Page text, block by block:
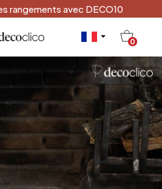
rangements avec DECO10
0